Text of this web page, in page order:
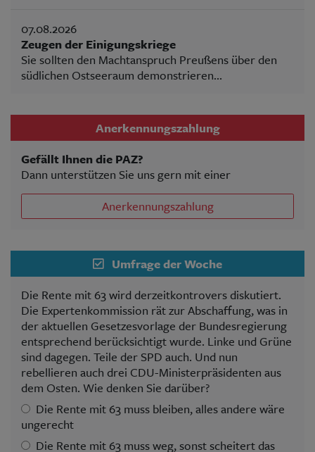
07.08.2026
Zeugen der Einigungskriege
Sie sollten den Machtanspruch Preußens über den
südlichen Ostseeraum demonstrieren...
Anerkennungszahlung
Gefällt Ihnen die PAZ?
Dann unterstützen Sie uns gern mit einer
Anerkennungszahlung
Umfrage der Woche
Die Rente mit 63 wird derzeitkontrovers diskutiert.
Die Expertenkommission rät zur Abschaffung, was in
der aktuellen Gesetzesvorlage der Bundesregierung
entsprechend berücksichtigt wurde. Linke und Grüne
sind dagegen. Teile der SPD auch. Und nun
rebellieren auch drei CDU-Ministerpräsidenten aus
dem Osten. Wie denken Sie darüber?
Die Rente mit 63 muss bleiben, alles andere wäre
ungerecht
Die Rente mit 63 muss weg, sonst scheitert das